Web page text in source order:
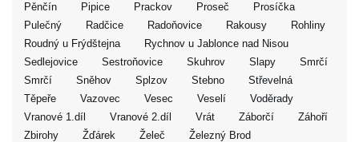
Pěnčín
Pipice Prackov Proseč
Prosíčka
Pulečný
Radčice Radoňovice Rakousy
Rohliny
Roudný u Frýdštejna
Rychnov u Jablonce nad Nisou
Sedlejovice
Sestroňovice Skuhrov Slapy
Smrčí
Smrčí
Sněhov Splzov Stebno
Střevelná
Těpeře
Vazovec Vesec Veselí
Voděrady
Vranové 1.díl
Vranové 2.díl Vrát Záborčí
Záhoří
Zbirohy
Žďárek Želeč Železný Brod